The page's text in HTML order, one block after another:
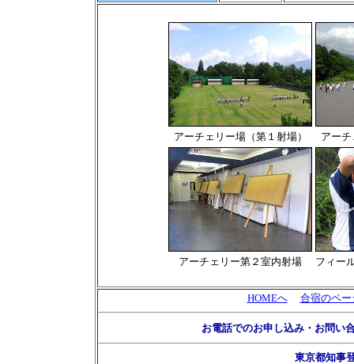
アーチェリー場（第１射場） アー
アーチェリー第２室内射場 フィー
HOMEへ 合宿のペー
お電話でのお申し込み・お問い
東京都知事